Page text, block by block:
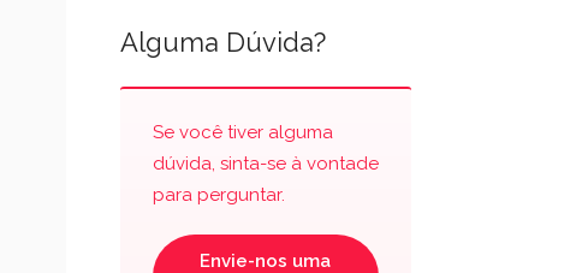
Alguma Dúvida?
Se você tiver alguma
dúvida, sinta-se à vontade
para perguntar.
Envie-nos uma